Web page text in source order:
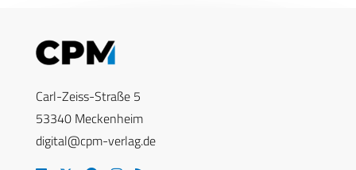
Carl-Zeiss-Straße 5
53340 Meckenheim
digital@cpm-verlag.de